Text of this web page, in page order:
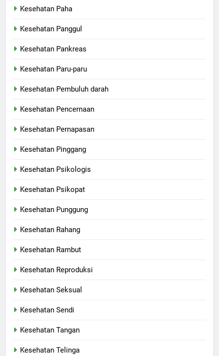
Kesehatan Paha
Kesehatan Panggul
Kesehatan Pankreas
Kesehatan Paru-paru
Kesehatan Pembuluh darah
Kesehatan Pencernaan
Kesehatan Pernapasan
Kesehatan Pinggang
Kesehatan Psikologis
Kesehatan Psikopat
Kesehatan Punggung
Kesehatan Rahang
Kesehatan Rambut
Kesehatan Reproduksi
Kesehatan Seksual
Kesehatan Sendi
Kesehatan Tangan
Kesehatan Telinga